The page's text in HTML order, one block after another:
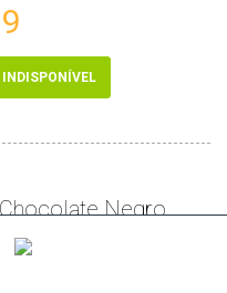
Negro
de Avelã